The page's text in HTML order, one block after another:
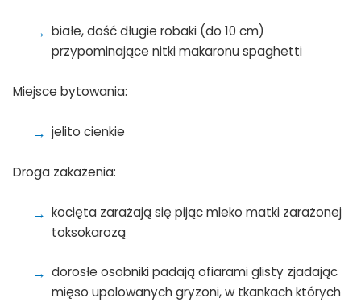
białe, dość długie robaki (do 10 cm)
przypominające nitki makaronu spaghetti
Miejsce bytowania:
jelito cienkie
Droga zakażenia:
kocięta zarażają się pijąc mleko matki zarażonej
toksokarozą
dorosłe osobniki padają ofiarami glisty zjadając
mięso upolowanych gryzoni, w tkankach których